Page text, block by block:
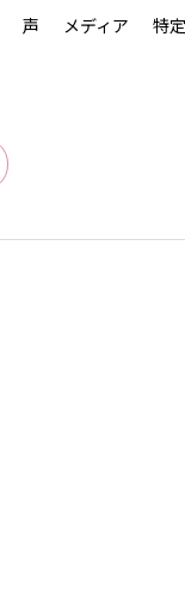
声 メディア 特